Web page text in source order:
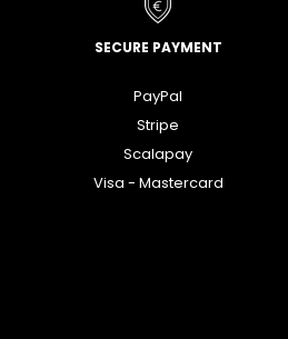
SECURE PAYMENT
PayPal
Stripe
Scalapay
Visa - Mastercard